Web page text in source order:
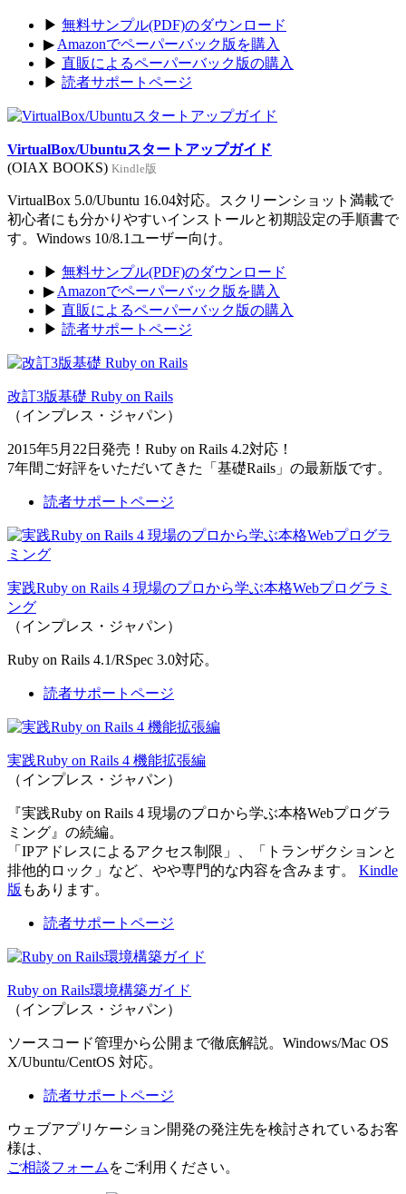
▶ 無料サンプル(PDF)のダウンロード
▶ Amazonでペーパーバック版を購入
▶ 直販によるペーパーバック版の購入
▶ 読者サポートページ
VirtualBox/Ubuntuスタートアップガイド
(OIAX BOOKS) Kindle版
VirtualBox 5.0/Ubuntu 16.04対応。スクリーンショット満載で
初心者にも分かりやすいインストールと初期設定の手順書で
す。Windows 10/8.1ユーザー向け。
▶ 無料サンプル(PDF)のダウンロード
▶ Amazonでペーパーバック版を購入
▶ 直販によるペーパーバック版の購入
▶ 読者サポートページ
改訂3版基礎 Ruby on Rails
（インプレス・ジャパン）
2015年5月22日発売！Ruby on Rails 4.2対応！
7年間ご好評をいただいてきた「基礎Rails」の最新版です。
読者サポートページ
実践Ruby on Rails 4 現場のプロから学ぶ本格Webプログラミ
ング
（インプレス・ジャパン）
Ruby on Rails 4.1/RSpec 3.0対応。
読者サポートページ
実践Ruby on Rails 4 機能拡張編
（インプレス・ジャパン）
『実践Ruby on Rails 4 現場のプロから学ぶ本格Webプログラ
ミング』の続編。
「IPアドレスによるアクセス制限」、「トランザクションと
排他的ロック」など、やや専門的な内容を含みます。 Kindle
版 もあります。
読者サポートページ
Ruby on Rails環境構築ガイド
（インプレス・ジャパン）
ソースコード管理から公開まで徹底解説。Windows/Mac OS
X/Ubuntu/CentOS 対応。
読者サポートページ
ウェブアプリケーション開発の発注先を検討されているお客
様は、
ご相談フォーム をご利用ください。